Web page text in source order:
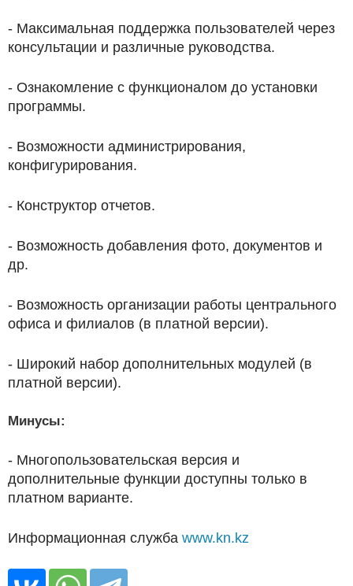
- Максимальная поддержка пользователей через
консультации и различные руководства.
- Ознакомление с функционалом до установки
программы.
- Возможности администрирования,
конфигурирования.
- Конструктор отчетов.
- Возможность добавления фото, документов и
др.
- Возможность организации работы центрального
офиса и филиалов (в платной версии).
- Широкий набор дополнительных модулей (в
платной версии).
Минусы:
- Многопользовательская версия и
дополнительные функции доступны только в
платном варианте.
Информационная служба www.kn.kz